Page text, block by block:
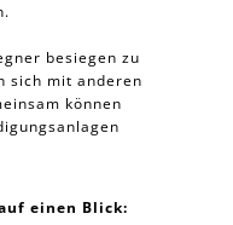
besiegen zu
sich mit anderen
können
einen Blick: